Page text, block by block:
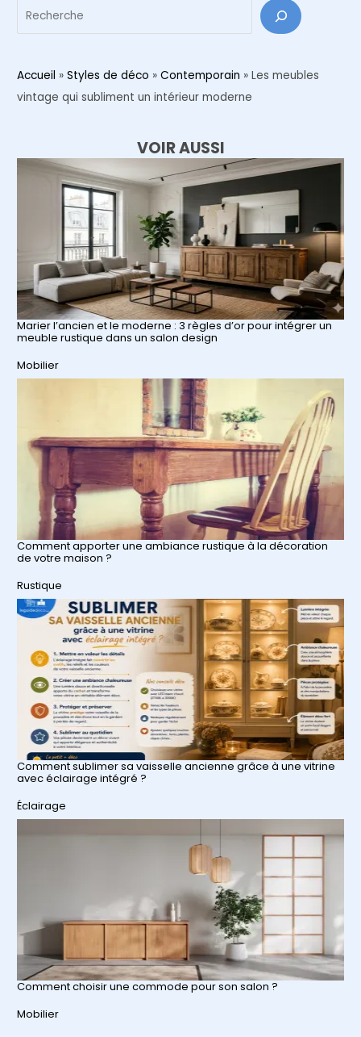
Accueil » Styles de déco » Contemporain » Les meubles
vintage qui subliment un intérieur moderne
VOIR AUSSI
Marier l’ancien et le moderne : 3 règles d’or pour intégrer un
meuble rustique dans un salon design
Par rapport à
Mobilier
Comment apporter une ambiance rustique à la décoration
de votre maison ?
Par rapport à
Rustique
Comment sublimer sa vaisselle ancienne grâce à une vitrine
avec éclairage intégré ?
Par rapport à
Éclairage
Comment choisir une commode pour son salon ?
Par rapport à
Mobilier